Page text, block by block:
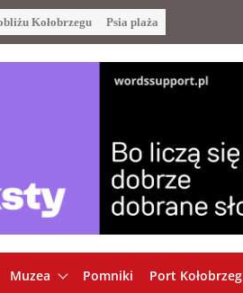
Kołobrzegu Psia plaża
Muzea Pomniki Port Kołobrzeg